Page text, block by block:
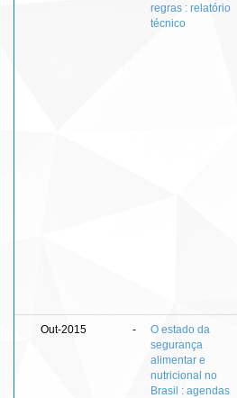
regras : relatório
técnico
Out-2015 -
O estado da
segurança
alimentar e
nutricional no
Brasil : agendas